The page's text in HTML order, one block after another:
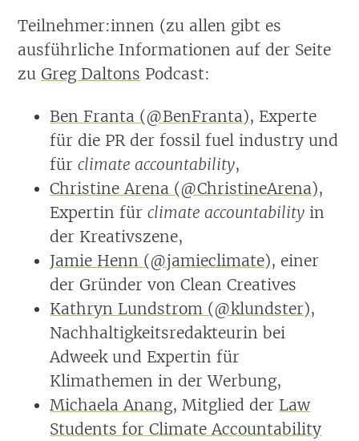
Teilnehmer:innen (zu allen gibt es
ausführliche Informationen auf der Seite
zu Greg Daltons Podcast:
Ben Franta (@BenFranta), Experte
für die PR der fossil fuel industry und
fürclimate accountability,
Christine Arena (@ChristineArena),
Expertin fürclimate accountability in
der Kreativszene,
Jamie Henn (@jamieclimate), einer
der Gründer von Clean Creatives
Kathryn Lundstrom (@klundster),
Nachhaltigkeitsredakteurin bei
Adweek und Expertin für
Klimathemen in der Werbung,
Michaela Anang, Mitglied der Law
Students for Climate Accountability